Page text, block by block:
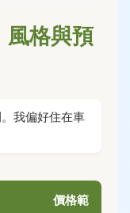
風格與預
我偏好住在車
價格範